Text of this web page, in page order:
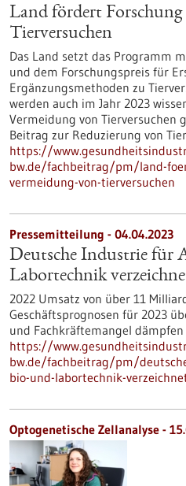
Land fördert
Tierversuchen
Das Land setzt das Programm
und dem Forschungspreis für
Ergänzungsmethoden zu
werden auch im Jahr 2023
Vermeidung von
Beitrag zur Reduzierung von
https://
bw.de/fachbeitrag/pm/land-
vermeidung-von-tierversuchen
Pressemitteilung - 04.04.2023
Deutsche Industrie für
Labortechnik
2022 Umsatz von über 11
Geschäftsprognosen für 2023
und Fachkräftemangel
https://
bw.de/fachbeitrag/pm/
bio-und-labortechnik-
Optogenetische Zellanalyse -